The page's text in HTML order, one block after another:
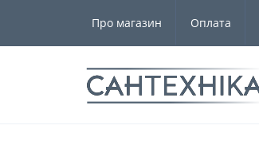
Про магазин Оплата